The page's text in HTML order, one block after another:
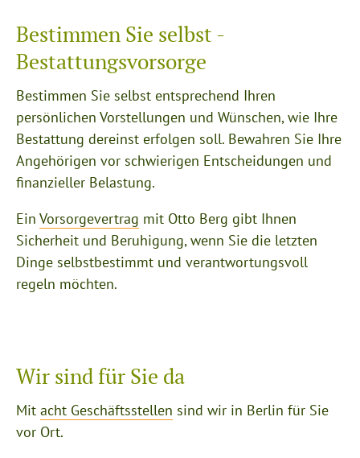
Bestimmen Sie selbst -
Bestattungsvorsorge
Bestimmen Sie selbst entsprechend Ihren
persönlichen Vorstellungen und Wünschen, wie Ihre
Bestattung dereinst erfolgen soll. Bewahren Sie Ihre
Angehörigen vor schwierigen Entscheidungen und
finanzieller Belastung.
Ein Vorsorgevertrag mit Otto Berg gibt Ihnen
Sicherheit und Beruhigung, wenn Sie die letzten
Dinge selbstbestimmt und verantwortungsvoll
regeln möchten.
Wir sind für Sie da
Mit acht Geschäftsstellen sind wir in Berlin für Sie
vor Ort.